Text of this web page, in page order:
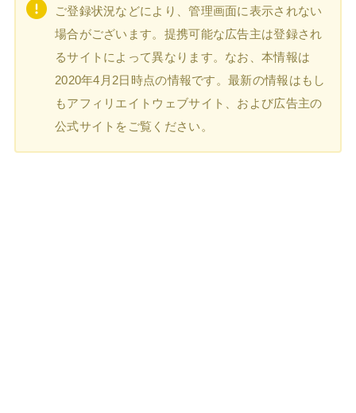
ご登録状況などにより、管理画面に表示されない
場合がございます。提携可能な広告主は登録され
るサイトによって異なります。なお、本情報は
2020年4月2日時点の情報です。最新の情報はもし
もアフィリエイトウェブサイト、および広告主の
公式サイトをご覧ください。